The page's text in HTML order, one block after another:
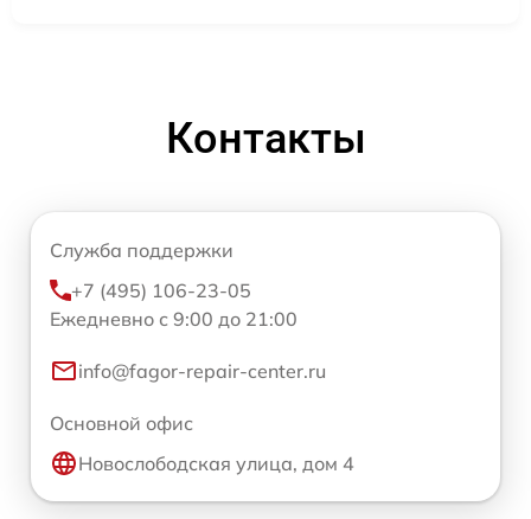
Контакты
Служба поддержки
+7 (495) 106-23-05
Ежедневно с 9:00 до 21:00
info@fagor-repair-center.ru
Основной офис
Новослободская улица, дом 4